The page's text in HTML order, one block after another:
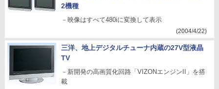
2機種
－映像はすべて480iに変換して表示
(2004/4/22)
三洋、地上デジタルチューナ内蔵の27V型液晶
TV
－新開発の高画質化回路「VIZONエンジンII」を搭
載